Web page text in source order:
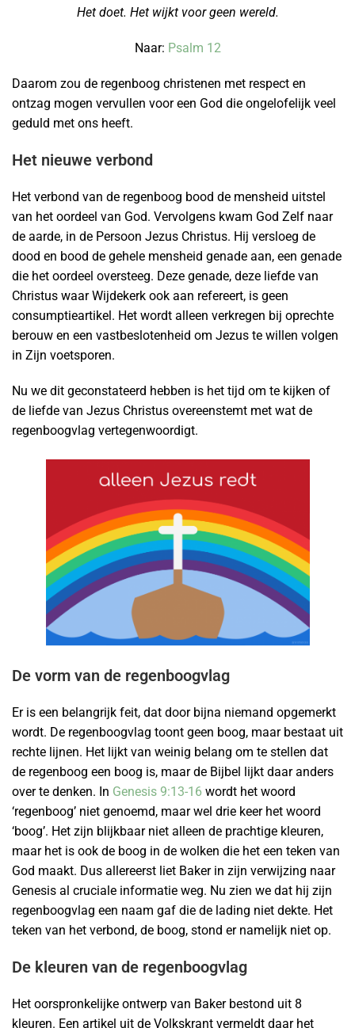
Het doet. Het wijkt voor geen wereld.
Naar: Psalm 12
Daarom zou de regenboog christenen met respect en
ontzag mogen vervullen voor een God die ongelofelijk veel
geduld met ons heeft.
Het nieuwe verbond
Het verbond van de regenboog bood de mensheid uitstel
van het oordeel van God. Vervolgens kwam God Zelf naar
de aarde, in de Persoon Jezus Christus. Hij versloeg de
dood en bood de gehele mensheid genade aan, een genade
die het oordeel oversteeg. Deze genade, deze liefde van
Christus waar Wijdekerk ook aan refereert, is geen
consumptieartikel. Het wordt alleen verkregen bij oprechte
berouw en een vastbeslotenheid om Jezus te willen volgen
in Zijn voetsporen.
Nu we dit geconstateerd hebben is het tijd om te kijken of
de liefde van Jezus Christus overeenstemt met wat de
regenboogvlag vertegenwoordigt.
De vorm van de regenboogvlag
Er is een belangrijk feit, dat door bijna niemand opgemerkt
wordt. De regenboogvlag toont geen boog, maar bestaat uit
rechte lijnen. Het lijkt van weinig belang om te stellen dat
de regenboog een boog is, maar de Bijbel lijkt daar anders
over te denken. In Genesis 9:13-16 wordt het woord
‘regenboog’ niet genoemd, maar wel drie keer het woord
‘boog’. Het zijn blijkbaar niet alleen de prachtige kleuren,
maar het is ook de boog in de wolken die het een teken van
God maakt. Dus allereerst liet Baker in zijn verwijzing naar
Genesis al cruciale informatie weg. Nu zien we dat hij zijn
regenboogvlag een naam gaf die de lading niet dekte. Het
teken van het verbond, de boog, stond er namelijk niet op.
De kleuren van de regenboogvlag
Het oorspronkelijke ontwerp van Baker bestond uit 8
kleuren. Een artikel uit de Volkskrant vermeldt daar het